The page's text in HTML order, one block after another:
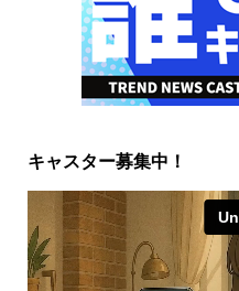
キャスター募集中！